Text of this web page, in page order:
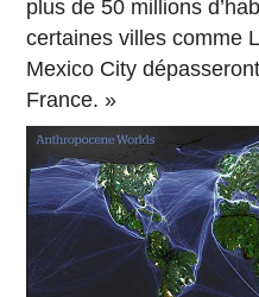
plus de 50 millions
certaines villes comme
Mexico City
France. »